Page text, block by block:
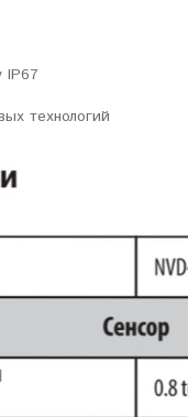
IP67
технологий